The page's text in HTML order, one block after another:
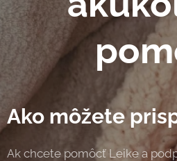
Ako môžete
Ak chcete pomôcť Leike a